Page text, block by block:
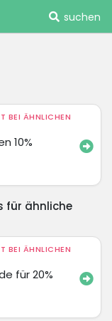
suchen
BEI ÄHNLICHEN
10%
für ähnliche
BEI ÄHNLICHEN
für 20%